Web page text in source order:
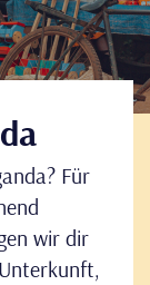
Für
wir dir